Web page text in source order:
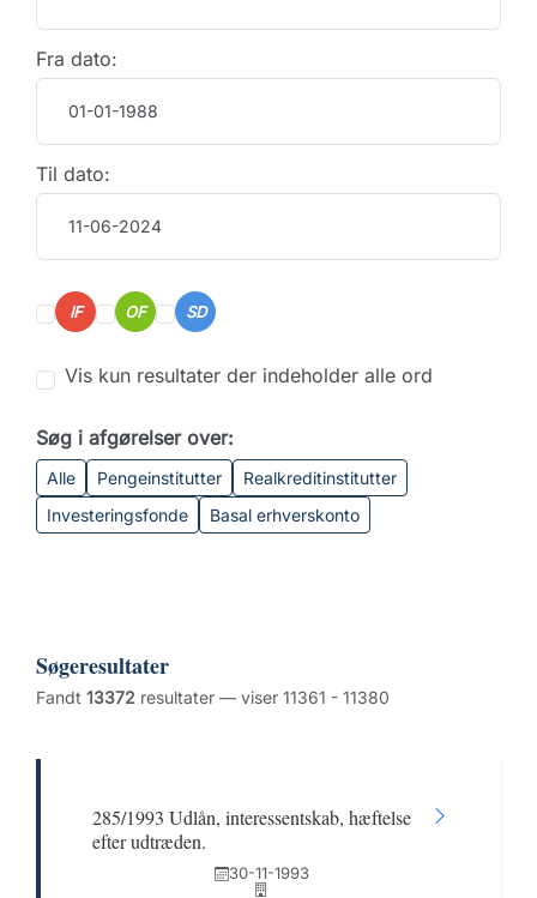
Fra dato:
Til dato:
IF OF SD
Vis kun resultater der indeholder alle ord
Søg i afgørelser over:
Alle Pengeinstitutter
Realkreditinstitutter
Investeringsfonde
Basal erhverskonto
Søgeresultater
Fandt 13372 resultater — viser 11361 - 11380
285/1993 Udlån, interessentskab, hæftelse
efter udtræden.
30-11-1993